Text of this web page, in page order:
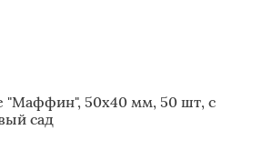
50х40 мм, 50 шт, с
сад